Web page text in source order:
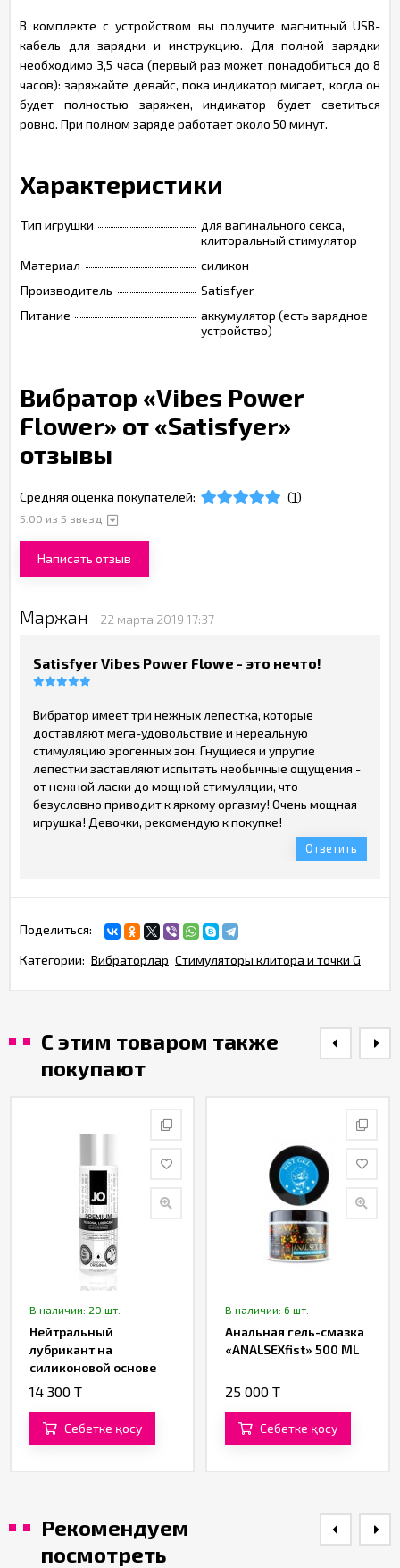
В комплекте с устройством вы получите магнитный USB-
кабель для зарядки и инструкцию. Для полной зарядки
необходимо 3,5 часа (первый раз может понадобиться до 8
часов): заряжайте девайс, пока индикатор мигает, когда он
будет полностью заряжен, индикатор будет светиться
ровно. При полном заряде работает около 50 минут.
Характеристики
Тип игрушки
для вагинального секса,
клиторальный стимулятор
Материал
силикон
Производитель
Satisfyer
Питание
аккумулятор (есть зарядное
устройство)
Вибратор «Vibes Power
Flower» от «Satisfyer»
отзывы
Средняя оценка покупателей: (1)
5.00 из 5 звезд
Написать отзыв
Маржан 22 марта 2019 17:37
Satisfyer Vibes Power Flowe - это нечто!
Вибратор имеет три нежных лепестка, которые
доставляют мега-удовольствие и нереальную
стимуляцию эрогенных зон. Гнущиеся и упругие
лепестки заставляют испытать необычные ощущения -
от нежной ласки до мощной стимуляции, что
безусловно приводит к яркому оргазму! Очень мощная
игрушка! Девочки, рекомендую к покупке!
Ответить
Поделиться:
Категории: Вибраторлар Стимуляторы клитора и точки G
С этим товаром также
покупают
В наличии: 20 шт.
Нейтральный
лубрикант на
силиконовой основе
«JO Personal Premium
JO» 60 ML
14 300 T
Себетке қосу
В наличии: 6 шт.
Анальная гель-смазка
«ANALSEXfist» 500 ML
25 000 T
Себетке қосу
Рекомендуем
посмотреть